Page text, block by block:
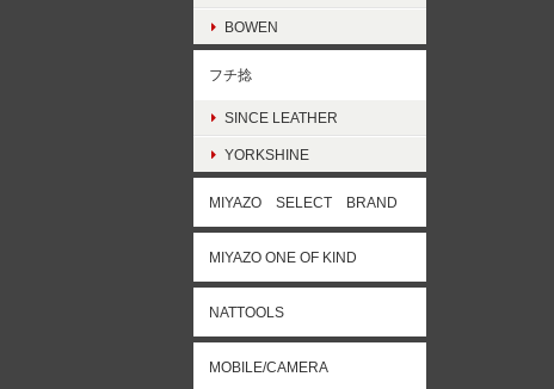
BOWEN
フチ捻
SINCE LEATHER
YORKSHINE
MIYAZO SELECT BRAND
MIYAZO ONE OF KIND
NATTOOLS
MOBILE/CAMERA